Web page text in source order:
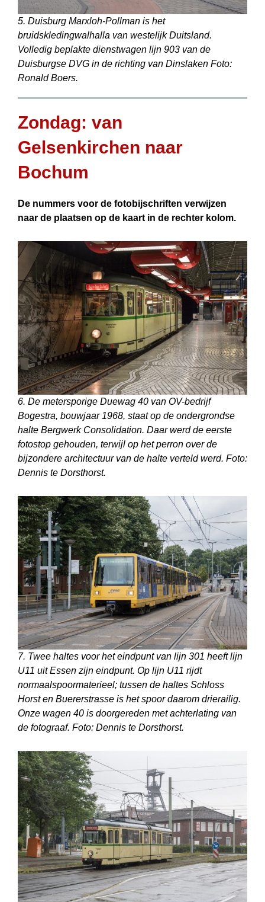
5. Duisburg Marxloh-Pollman is het
bruidskledingwalhalla van westelijk Duitsland.
Volledig beplakte dienstwagen lijn 903 van de
Duisburgse DVG in de richting van Dinslaken Foto:
Ronald Boers.
Zondag: van
Gelsenkirchen naar
Bochum
De nummers voor de fotobijschriften verwijzen
naar de plaatsen op de kaart in de rechter kolom.
6. De metersporige Duewag 40 van OV-bedrijf
Bogestra, bouwjaar 1968, staat op de ondergrondse
halte Bergwerk Consolidation. Daar werd de eerste
fotostop gehouden, terwijl op het perron over de
bijzondere architectuur van de halte verteld werd. Foto:
Dennis te Dorsthorst.
7. Twee haltes voor het eindpunt van lijn 301 heeft lijn
U11 uit Essen zijn eindpunt. Op lijn U11 rijdt
normaalspoormaterieel; tussen de haltes Schloss
Horst en Buererstrasse is het spoor daarom drierailig.
Onze wagen 40 is doorgereden met achterlating van
de fotograaf. Foto: Dennis te Dorsthorst.